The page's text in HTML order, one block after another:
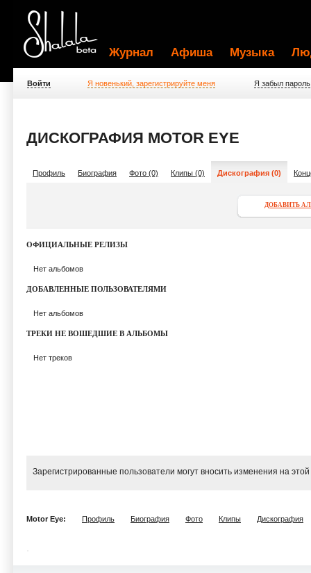
Журнал Афиша Музыка
Войти Я новенький, зарегистрируйте меня Я забыл пароль
ДИСКОГРАФИЯ MOTOR EYE
Профиль Биография Фото (0) Клипы (0) Дискография (0)
ДОБАВИТЬ
ОФИЦИАЛЬНЫЕ РЕЛИЗЫ
Нет альбомов
ДОБАВЛЕННЫЕ ПОЛЬЗОВАТЕЛЯМИ
Нет альбомов
ТРЕКИ НЕ ВОШЕДШИЕ В АЛЬБОМЫ
Нет треков
Зарегистрированные пользователи могут вносить изменения на
Motor Eye: Профиль Биография Фото Клипы Дискография